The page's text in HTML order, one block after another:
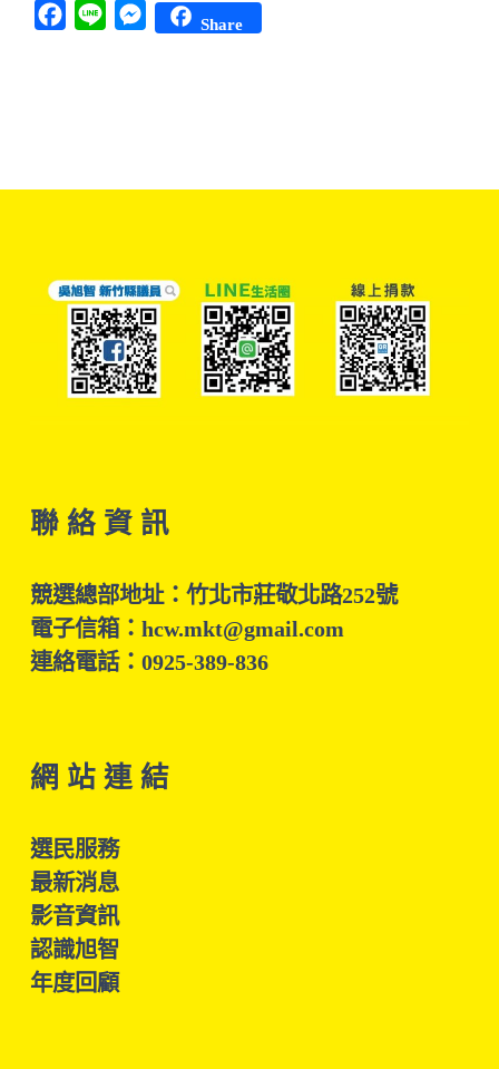
Facebook
Line Messenger
Share
聯 絡 資 訊
競選總部地址：竹北市莊敬北路252號
電子信箱：hcw.mkt@gmail.com
連絡電話：0925-389-836
網 站 連 結
選民服務
最新消息
影音資訊
認識旭智
年度回顧